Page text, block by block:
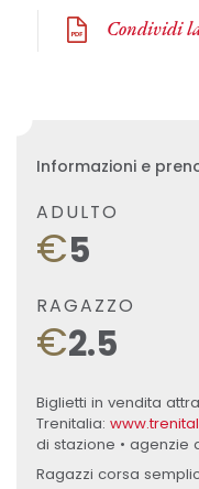
Condividi
Informazioni e
ADULTO
€5
RAGAZZO
€2.5
Biglietti in vendita
Trenitalia:
di stazione • agenzie
Ragazzi corsa